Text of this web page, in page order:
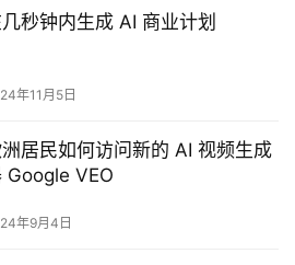
秒钟内生成 AI 商业计划
年11月5日
居民如何访问新的 AI 视频生成
Google VEO
年9月4日